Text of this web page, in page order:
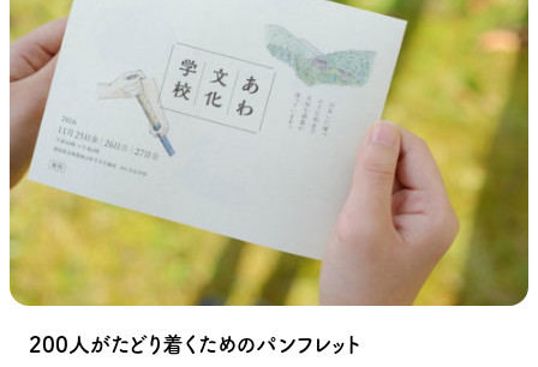
200人がたどり着くためのパンフレット